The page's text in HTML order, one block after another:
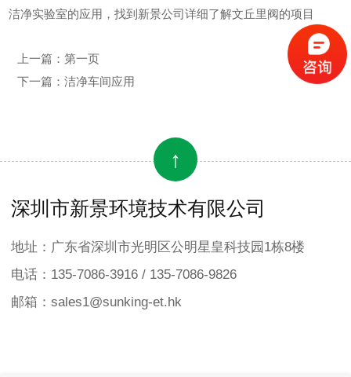
洁净实验室的应用，找到新景公司详细了解文丘里阀的项目
上一篇： 第一页
下一篇： 洁净车间应用
↑
深圳市新景环境技术有限公司
地址：广东省深圳市光明区公明星皇科技园1栋8楼
电话：135-7086-3916 / 135-7086-9826
邮箱：sales1@sunking-et.hk